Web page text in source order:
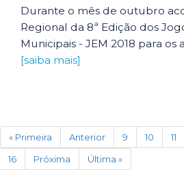
Durante o mês de outubro
Regional da 8ª Edição dos
Municipais - JEM 2018 para os
[saiba mais]
« Primeira Anterior 9 10 11
16
Próxima Última »